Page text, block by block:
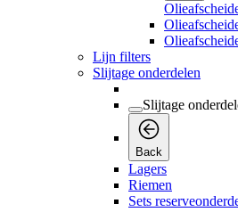
Lijn filters
Slijtage onderdelen
Slijtage
Back
Lagers
Riemen
Sets